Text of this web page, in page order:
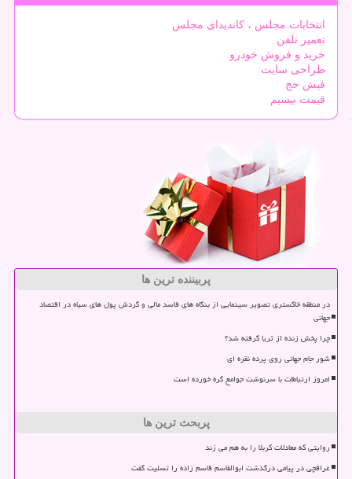
انتخابات مجلس ، کاندیدای مجلس
تعمیر تلفن
خرید و فروش خودرو
طراحی سایت
فیش حج
قیمت بیسیم
پربیننده ترین ها
در منطقه خاکستری تصویر سینمایی از بنگاه های فاسد مالی و گردش پول های سیاه در اقتصاد
جهانی
چرا پخش زنده از ثریا گرفته شد؟
شور جام جهانی روی پرده نقره ای
امروز ارتباطات با سرنوشت جوامع گره خورده است
پربحث ترین ها
روایتی که معادلات کربلا را به هم می زند
عراقچی در پیامی درگذشت ابوالقاسم قاسم زاده را تسلیت گفت